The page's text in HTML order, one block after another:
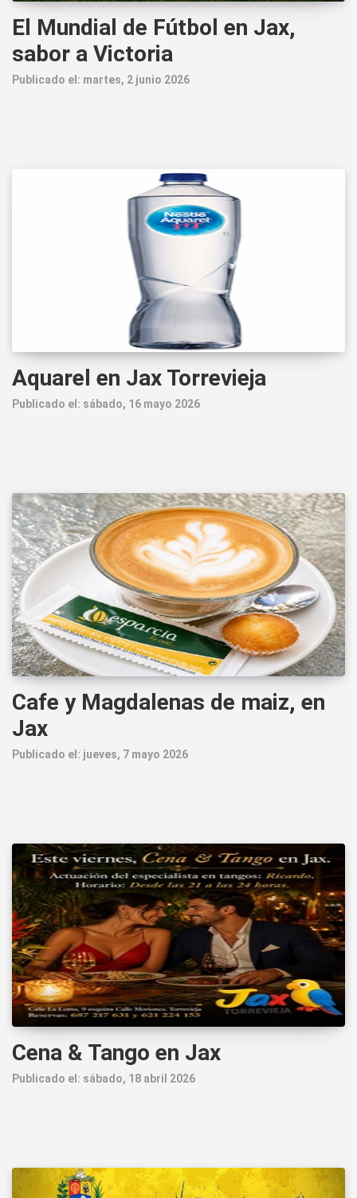
El Mundial de Fútbol en Jax,
sabor a Victoria
Publicado el: martes, 2 junio 2026
Aquarel en Jax Torrevieja
Publicado el: sábado, 16 mayo 2026
Cafe y Magdalenas de maiz, en
Jax
Publicado el: jueves, 7 mayo 2026
Cena & Tango en Jax
Publicado el: sábado, 18 abril 2026